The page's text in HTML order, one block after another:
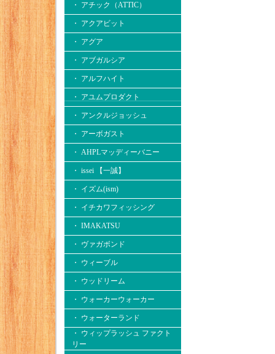
・ アチック（ATTIC）
・ アクアビット
・ アグア
・ アブガルシア
・ アルフハイト
・ アユムプロダクト
・ アンクルジョッシュ
・ アーボガスト
・ AHPLマッディーバニー
・ issei 【一誠】
・ イズム(ism)
・ イチカワフィッシング
・ IMAKATSU
・ ヴァガボンド
・ ウィーブル
・ ウッドリーム
・ ウォーカーウォーカー
・ ウォーターランド
・ ウィップラッシュ ファクト
リー